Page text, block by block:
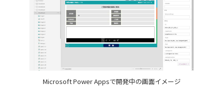
Microsoft Power Appsで開発中の画面イメージ